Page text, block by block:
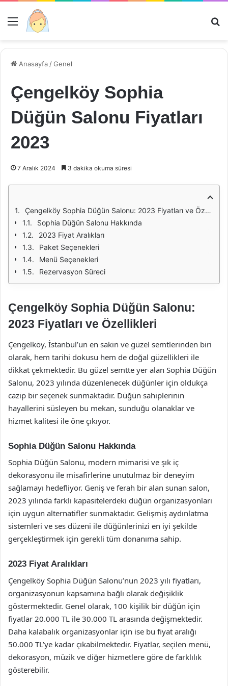
Menü
Anasayfa /Genel
Çengelköy Sophia
Düğün Salonu Fiyatları
2023
7 Aralık 2024 3 dakika okuma süresi
Çengelköy Sophia Düğün Salonu: 2023 Fiyatları ve Özellikleri
Sophia Düğün Salonu Hakkında
2023 Fiyat Aralıkları
Paket Seçenekleri
Menü Seçenekleri
Rezervasyon Süreci
Çengelköy Sophia Düğün Salonu:
2023 Fiyatları ve Özellikleri
Çengelköy, İstanbul’un en sakin ve güzel semtlerinden biri
olarak, hem tarihi dokusu hem de doğal güzellikleri ile
dikkat çekmektedir. Bu güzel semtte yer alan Sophia Düğün
Salonu, 2023 yılında düzenlenecek düğünler için oldukça
cazip bir seçenek sunmaktadır. Düğün sahiplerinin
hayallerini süsleyen bu mekan, sunduğu olanaklar ve
hizmet kalitesi ile öne çıkıyor.
Sophia Düğün Salonu Hakkında
Sophia Düğün Salonu, modern mimarisi ve şık iç
dekorasyonu ile misafirlerine unutulmaz bir deneyim
sağlamayı hedefliyor. Geniş ve ferah bir alan sunan salon,
2023 yılında farklı kapasitelerdeki düğün organizasyonları
için uygun alternatifler sunmaktadır. Gelişmiş aydınlatma
sistemleri ve ses düzeni ile düğünlerinizi en iyi şekilde
gerçekleştirmek için gerekli tüm donanıma sahip.
2023 Fiyat Aralıkları
Çengelköy Sophia Düğün Salonu’nun 2023 yılı fiyatları,
organizasyonun kapsamına bağlı olarak değişiklik
göstermektedir. Genel olarak, 100 kişilik bir düğün için
fiyatlar 20.000 TL ile 30.000 TL arasında değişmektedir.
Daha kalabalık organizasyonlar için ise bu fiyat aralığı
50.000 TL’ye kadar çıkabilmektedir. Fiyatlar, seçilen menü,
dekorasyon, müzik ve diğer hizmetlere göre de farklılık
gösterebilir.